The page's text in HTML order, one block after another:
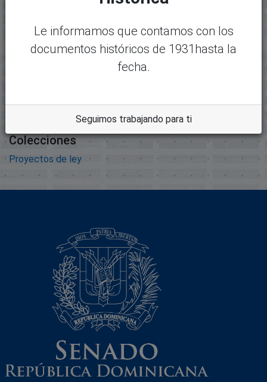
5.84 MB
Formato:
Adobe Portable Document
Colecciones
Proyectos de ley
Le informamos que contamos con los
documentos históricos de 1931hasta la
fecha.
Seguimos trabajando para ti